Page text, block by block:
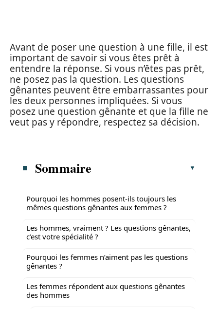
Avant de poser une question à une fille, il est
important de savoir si vous êtes prêt à
entendre la réponse. Si vous n’êtes pas prêt,
ne posez pas la question. Les questions
gênantes peuvent être embarrassantes pour
les deux personnes impliquées. Si vous
posez une question gênante et que la fille ne
veut pas y répondre, respectez sa décision.
Sommaire
Pourquoi les hommes posent-ils toujours les
mêmes questions gênantes aux femmes ?
Les hommes, vraiment ? Les questions gênantes,
c’est votre spécialité ?
Pourquoi les femmes n’aiment pas les questions
gênantes ?
Les femmes répondent aux questions gênantes
des hommes